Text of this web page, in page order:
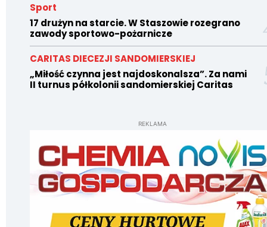
Sport
17 drużyn na starcie. W Staszowie rozegrano
zawody sportowo-pożarnicze
CARITAS DIECEZJI SANDOMIERSKIEJ
„Miłość czynna jest najdoskonalsza”. Za nami
II turnus półkolonii sandomierskiej Caritas
REKLAMA